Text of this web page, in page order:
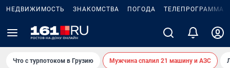
НЕДВИЖИМОСТЬ ЗНАКОМСТВА ПОГОДА ТЕЛЕПРОГРАММА
Что с турпотоком в Грузию Мужчина спалил 21 машину и АЗС